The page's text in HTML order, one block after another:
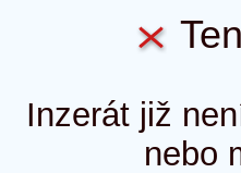
Inzerát již
nebo